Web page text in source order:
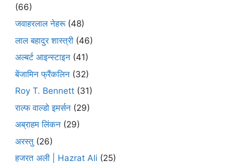
(66)
जवाहरलाल नेहरू(48)
लाल बहादुर शास्त्री (46)
अल्बर्ट आइन्स्टाइन (41)
बेंजामिन फ्रैंकलिन (32)
Roy T. Bennett (31)
राल्फ वाल्डो इमर्सन (29)
अब्राहम लिंकन (29)
अरस्तु (26)
हजरत अली | Hazrat Ali (25)